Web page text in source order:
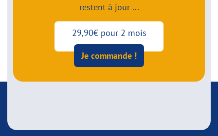
restent à jour ...
29,90€ pour 2 mois
Je commande !